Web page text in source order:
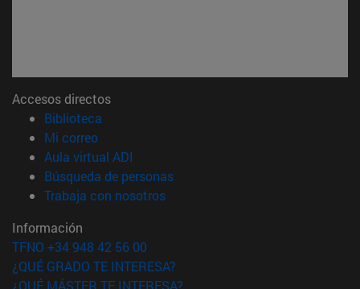
Accesos directos
Biblioteca
Mi correo(abre en nueva ventana)
Aula virtual ADI
Búsqueda de personas(abre en nueva ventana)
Trabaja con nosotros(abre en nueva ventana)
Información
TFNO +34 948 42 56 00
¿QUÉ GRADO TE INTERESA?
¿QUÉ MÁSTER TE INTERESA?